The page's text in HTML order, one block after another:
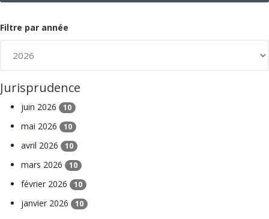
Filtre par année
Jurisprudence
juin 2026 10
mai 2026 10
avril 2026 10
mars 2026 10
février 2026 10
janvier 2026 10